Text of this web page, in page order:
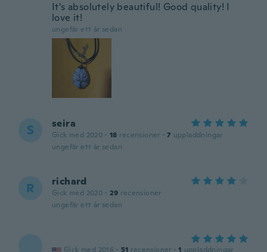
It's absolutely beautiful! Good quality! I
love it!
ungefär ett år sedan
S seira
Gick med 2020 · 18 recensioner · 7 uppladdningar
ungefär ett år sedan
R richard
Gick med 2020 · 29 recensioner
ungefär ett år sedan
Gick med 2016 · 51 recensioner · 1 uppladdningar